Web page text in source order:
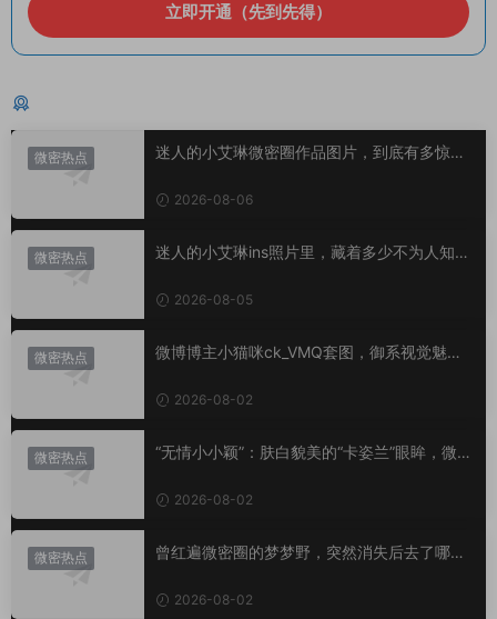
立即开通（先到先得）
微密热点
迷人的小艾琳微密圈作品图片，到底有多惊
2026-08-06
微密热点
迷人的小艾琳ins照片里，藏着多少不为人知的
2026-08-05
微密热点
微博博主小猫咪ck_VMQ套图，御系视觉魅力
2026-08-02
微密热点
“无情小小颖”：肤白貌美的“卡姿兰”眼眸，微密
2026-08-02
微密热点
曾红遍微密圈的梦梦野，突然消失后去了哪
2026-08-02